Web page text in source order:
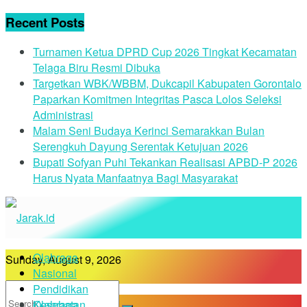
Recent Posts
Turnamen Ketua DPRD Cup 2026 Tingkat Kecamatan
Telaga Biru Resmi Dibuka
Targetkan WBK/WBBM, Dukcapil Kabupaten Gorontalo
Paparkan Komitmen Integritas Pasca Lolos Seleksi
Administrasi
Malam Seni Budaya Kerinci Semarakkan Bulan
Serengkuh Dayung Serentak Ketujuan 2026
Bupati Sofyan Puhi Tekankan Realisasi APBD-P 2026
Harus Nyata Manfaatnya Bagi Masyarakat
Sunday, August 9, 2026
Olahraga
Nasional
Pendidikan